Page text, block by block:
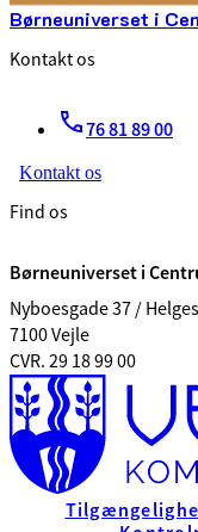
Børneuniverset i
Kontakt os
76 81 89 00
Kontakt os
Find os
Børneuniverset i
Nyboesgade 37 /
7100 Vejle
CVR. 29 18 99 00